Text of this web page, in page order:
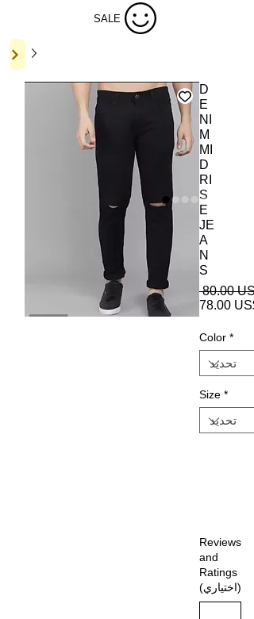
SALE
D
E
NI
M
MI
D
RI
S
E
JE
A
N
S
‏80.00
‏78.00 US$
Color *
Size *
Reviews
and
Ratings
(اختياري)